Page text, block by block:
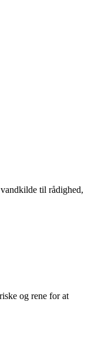
til rådighed,
og rene for at